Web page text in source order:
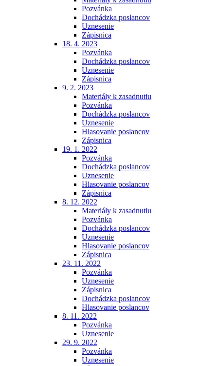
Pozvánka
Dochádzka poslancov
Uznesenie
Zápisnica
18. 4. 2023
Pozvánka
Dochádzka poslancov
Uznesenie
Zápisnica
9. 2. 2023
Materiály k zasadnutiu
Pozvánka
Dochádzka poslancov
Uznesenie
Hlasovanie poslancov
Zápisnica
19. 1. 2022
Pozvánka
Dochádzka poslancov
Uznesenie
Hlasovanie poslancov
Zápisnica
8. 12. 2022
Materiály k zasadnutiu
Pozvánka
Dochádzka poslancov
Uznesenie
Hlasovanie poslancov
Zápisnica
23. 11. 2022
Pozvánka
Uznesenie
Zápisnica
Dochádzka poslancov
Hlasovanie poslancov
8. 11. 2022
Pozvánka
Uznesenie
29. 9. 2022
Pozvánka
Uznesenie